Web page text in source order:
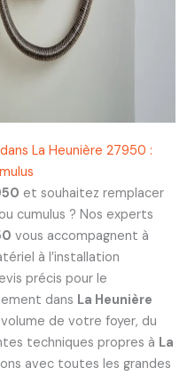
La Heunière 27950 :
et souhaitez remplacer
cumulus ? Nos experts
vous accompagnent à
à l’installation
précis pour le
dans La Heunière
de votre foyer, du
techniques propres à La
avec toutes les grandes